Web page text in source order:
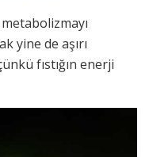
yine de aşırı
fıstığın enerji